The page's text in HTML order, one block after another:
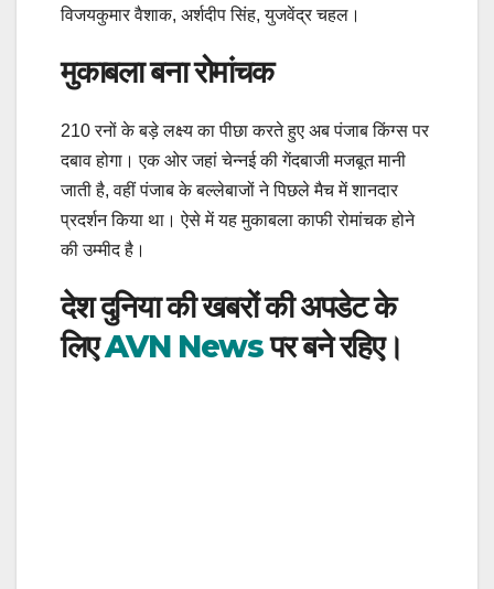
विजयकुमार वैशाक, अर्शदीप सिंह, युजवेंद्र चहल।
मुकाबला बना रोमांचक
210 रनों के बड़े लक्ष्य का पीछा करते हुए अब पंजाब किंग्स पर
दबाव होगा। एक ओर जहां चेन्नई की गेंदबाजी मजबूत मानी
जाती है, वहीं पंजाब के बल्लेबाजों ने पिछले मैच में शानदार
प्रदर्शन किया था। ऐसे में यह मुकाबला काफी रोमांचक होने
की उम्मीद है।
देश दुनिया की खबरों की अपडेट के
लिएAVN Newsपर बने रहिए।